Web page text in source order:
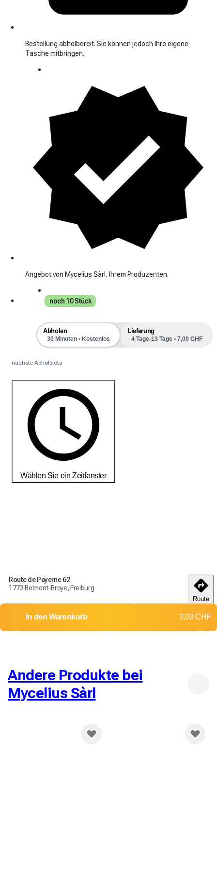
Bestellung abholbereit. Sie können jedoch Ihre eigene
Tasche mitbringen.
Angebot von Mycelius Sàrl, Ihrem Produzenten.
noch 10 Stück
Abholen
30 Minuten • Kostenlos
Lieferung
4 Tage-13 Tage • 7,00 CHF
nächste Abholslots
Wählen Sie ein Zeitfenster
Bestellen Sie noch heute, um Ihre Produkte bis zum
18-25
débembrezu erhalten
Route de Payerne 62
1773 Belmont-Broye, Freiburg
Route
In den Warenkorb 3,00 CHF
Andere Produkte bei
Mycelius Sàrl